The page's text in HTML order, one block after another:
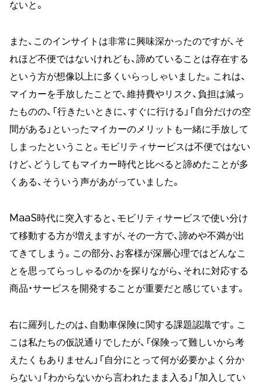
ないと。
また、このインサイトは非常に興味深かったのですが、そ
れほど不便ではないけれども、諦めていることは存在する
という方が想像以上に多くいらっしゃいました。これは、
マイカーを手放したことで、維持費やリスク、負担は減っ
たものの、「行きたいときに、すぐに行ける」「自分だけの空
間がある」といったマイカーのメリットも一緒に手放して
しまったということ。モビリティサービスは不便ではない
けど、どうしてもマイカー時代と比べると諦めたことが多
くある、そういう声があがっていました。
MaaS時代に突入すると、モビリティサービスで使い分け
て移動する方が増えますが、その一方で、諦めや不満が出
てきてしまう。この部分、お客様が深層心理ではどんなこ
とを思ってらっしゃるのかを探りながら、それに対応する
商品・サービスを開発することが重要だと感じています。
右に羅列したのは、自動車保険に関する課題認識です。こ
こは私たちの仮説通りでしたが、「保険って難しいから考
えたくもありません」「自分にとって何が必要かよく分か
らない」「わからないから言われたまま入る」「加入してい